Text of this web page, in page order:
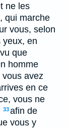
ne les
qui marche
vous, selon
yeux, en
que
homme
vous avez
en ce
vous ne
33afin de
vous y